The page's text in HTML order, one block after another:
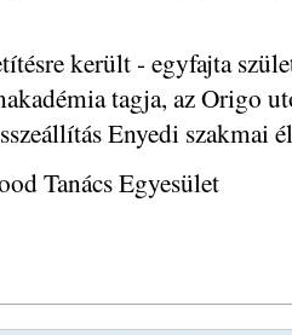
került - egyfajta
tagja, az Origo
Enyedi szakmai
Tanács Egyesület